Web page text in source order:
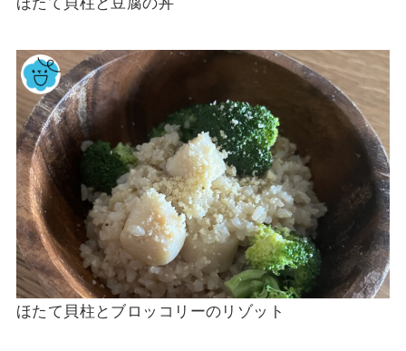
ほたて貝柱と豆腐の丼
ほたて貝柱とブロッコリーのリゾット